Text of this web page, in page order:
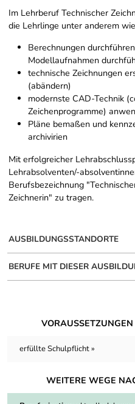
Im Lehrberuf Technischer
die Lehrlinge unter anderem
Berechnungen
Modellaufnahmen
technische Zeichnungen
(abändern)
modernste CAD-Technik
Zeichenprogramme)
Pläne bemaßen und
archivirien
Mit erfolgreicher
Lehrabsolventen/-
Berufsbezeichnung
Zeichnerin" zu tragen.
AUSBILDUNGSSTANDORTE
BERUFE MIT DIESER
erfüllte Schulpflicht »
WEITERE WEGE